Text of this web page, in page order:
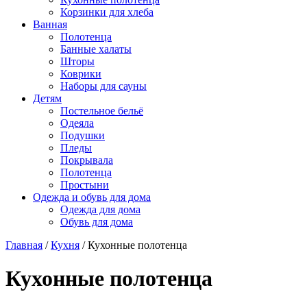
Корзинки для хлеба
Ванная
Полотенца
Банные халаты
Шторы
Коврики
Наборы для сауны
Детям
Постельное бельё
Одеяла
Подушки
Пледы
Покрывала
Полотенца
Простыни
Одежда и обувь для дома
Одежда для дома
Обувь для дома
Главная /Кухня / Кухонные полотенца
Кухонные полотенца